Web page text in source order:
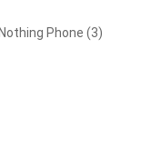
Phone (3)